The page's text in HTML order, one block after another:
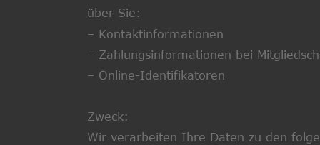
über Sie:
– Kontaktinformationen
– Zahlungsinformationen bei
– Online-Identifikatoren
Zweck:
Wir verarbeiten Ihre Daten zu den